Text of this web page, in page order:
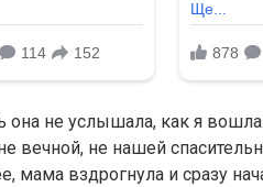
она не услышала, как я
вечной, не нашей
мама вздрогнула и сразу